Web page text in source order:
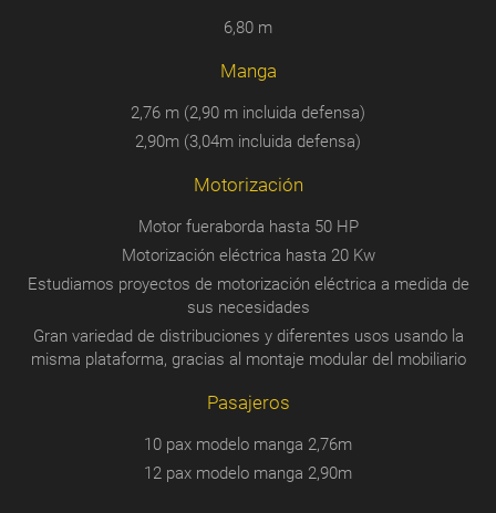
6,80 m
Manga
2,76 m (2,90 m incluida defensa)
2,90m (3,04m incluida defensa)
Motorización
Motor fueraborda hasta 50 HP
Motorización eléctrica hasta 20 Kw
Estudiamos proyectos de motorización eléctrica a medida de
sus necesidades
Gran variedad de distribuciones y diferentes usos usando la
misma plataforma, gracias al montaje modular del mobiliario
Pasajeros
10 pax modelo manga 2,76m
12 pax modelo manga 2,90m